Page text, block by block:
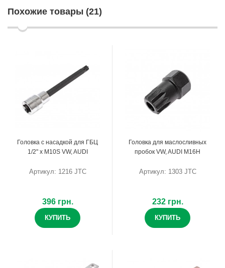
Похожие товары (21)
Головка с насадкой для ГБЦ
1/2" х M10S VW, AUDI
Артикул: 1216 JTC
396 грн.
КУПИТЬ
Головка для маслосливных
пробок VW, AUDI M16H
Артикул: 1303 JTC
232 грн.
КУПИТЬ